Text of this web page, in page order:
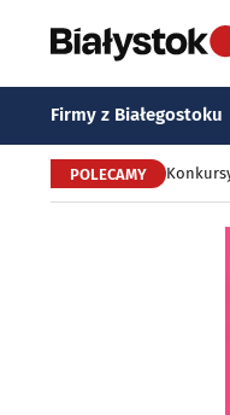
Firmy z Białegostoku
POLECAMY